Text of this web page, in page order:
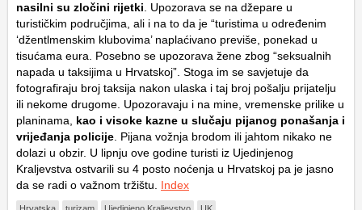
nasilni su zločini rijetki . Upozorava se na džepare u
turističkim područjima, ali i na to da je “turistima u određenim
‘džentlmenskim klubovima’ naplaćivano previše, ponekad u
tisućama eura. Posebno se upozorava žene zbog “seksualnih
napada u taksijima u Hrvatskoj”. Stoga im se savjetuje da
fotografiraju broj taksija nakon ulaska i taj broj pošalju prijatelju
ili nekome drugome. Upozoravaju i na mine, vremenske prilike u
planinama, kao i visoke kazne u slučaju pijanog ponašanja i
vrijeđanja policije . Pijana vožnja brodom ili jahtom nikako ne
dolazi u obzir. U lipnju ove godine turisti iz Ujedinjenog
Kraljevstva ostvarili su 4 posto noćenja u Hrvatskoj pa je jasno
da se radi o važnom tržištu. Index